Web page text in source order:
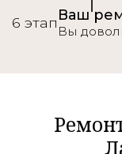
6 этапВаш
Вы